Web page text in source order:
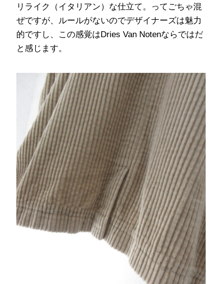
リライク（イタリアン）な仕立て。ってごちゃ混
ぜですが、ルールがないのでデザイナーズは魅力
的ですし、この感覚はDries Van Notenならではだ
と感じます。